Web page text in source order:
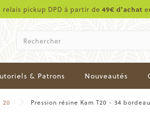
pickup DPD à partir de 49€ d'achat
& Patrons Nouveautés
20 Pression résine Kam T20 - 34